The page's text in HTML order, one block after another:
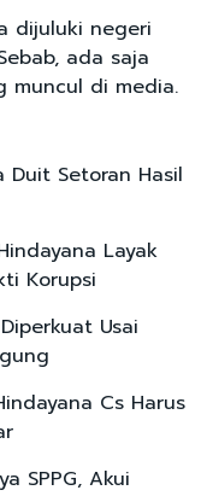
dijuluki negeri
ada saja
muncul di media.
Duit Setoran Hasil
Layak
Korupsi
Usai
Cs Harus
SPPG, Akui